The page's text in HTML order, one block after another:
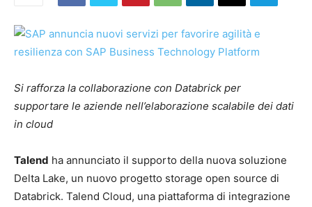
Si rafforza la collaborazione con Databrick per
supportare le aziende nell’elaborazione scalabile dei dati
in cloud
Talend ha annunciato il supporto della nuova soluzione
Delta Lake, un nuovo progetto storage open source di
Databrick. Talend Cloud, una piattaforma di integrazione